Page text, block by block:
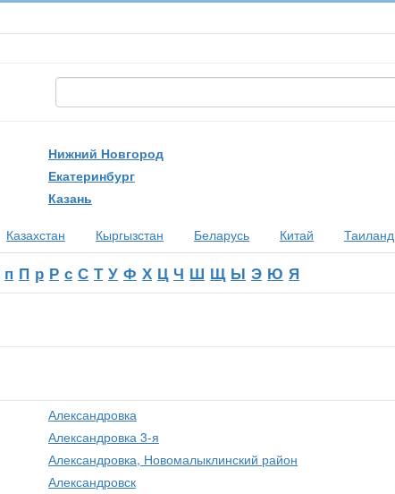
Нижний Новгород
Екатеринбург
Казань
Казахстан Кыргызстан Беларусь Китай Таиланд
п П р Р с С Т У Ф Х Ц Ч Ш Щ Ы Э Ю Я
Александровка
Александровка 3-я
Александровка, Новомалыклинский район
Александровск